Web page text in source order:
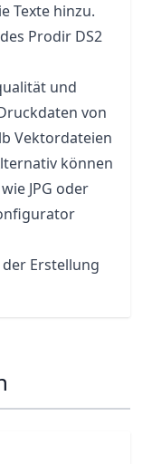
Texte hinzu.
Prodir DS2
und
von
Vektordateien
können
JPG oder
Erstellung